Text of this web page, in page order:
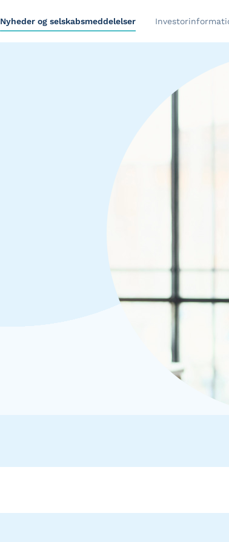
Nyheder og selskabsmeddelelser